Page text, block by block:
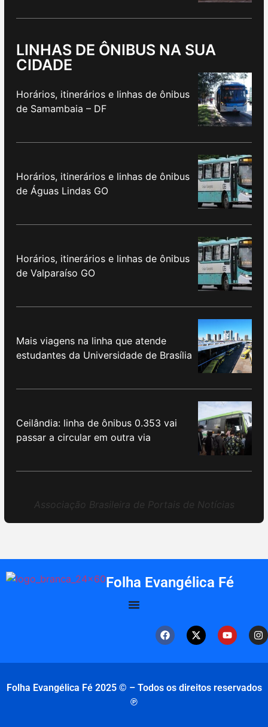
LINHAS DE ÔNIBUS NA SUA
CIDADE
Horários, itinerários e linhas de ônibus
de Samambaia – DF
Horários, itinerários e linhas de ônibus
de Águas Lindas GO
Horários, itinerários e linhas de ônibus
de Valparaíso GO
Mais viagens na linha que atende
estudantes da Universidade de Brasília
Ceilândia: linha de ônibus 0.353 vai
passar a circular em outra via
Associação Brasileira de Portais de Notícias
Folha Evangélica Fé
Folha Evangélica Fé 2025 © – Todos os direitos reservados
℗